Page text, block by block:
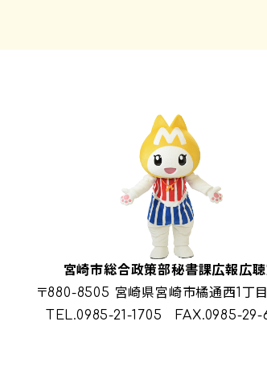
宮崎市総合政策部秘書課広報広
〒880-8505 宮崎県宮崎市橘通西1丁
TEL.0985-21-1705 FAX.0985-29-